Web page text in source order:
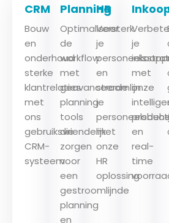
CRM
Bouw
en
onderhoud
sterke
klantrelaties
met
ons
gebruiksvriendelijk
CRM-
systeem
Planning
Optimaliseer
de
workflow
met
geavanceerde
planning
tools
die
zorgen
voor
een
gestroomlijnde
planning
en
HR
Versterk
je
en
stroomlijn
je
met
onze
HR
oplossing
je
met
onze
en
real-
time